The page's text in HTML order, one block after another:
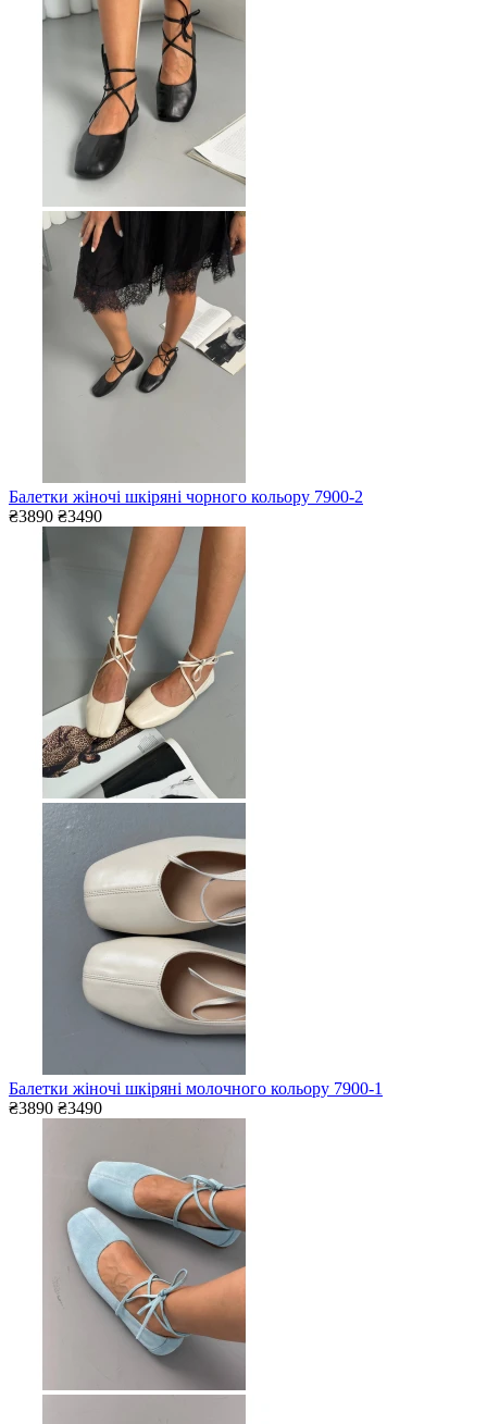
Балетки жіночі шкіряні чорного кольору 7900-2
₴3890 ₴3490
Балетки жіночі шкіряні молочного кольору 7900-1
₴3890 ₴3490